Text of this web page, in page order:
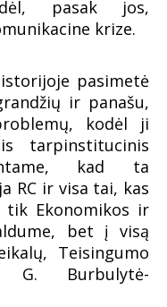
pasak jos,
krize.
pasimetė
ir panašu,
kodėl ji
tarpinstitucinis
kad ta
RC ir visa tai, kas
tik Ekonomikos ir
bet į visą
Teisingumo
G. Burbulytė-